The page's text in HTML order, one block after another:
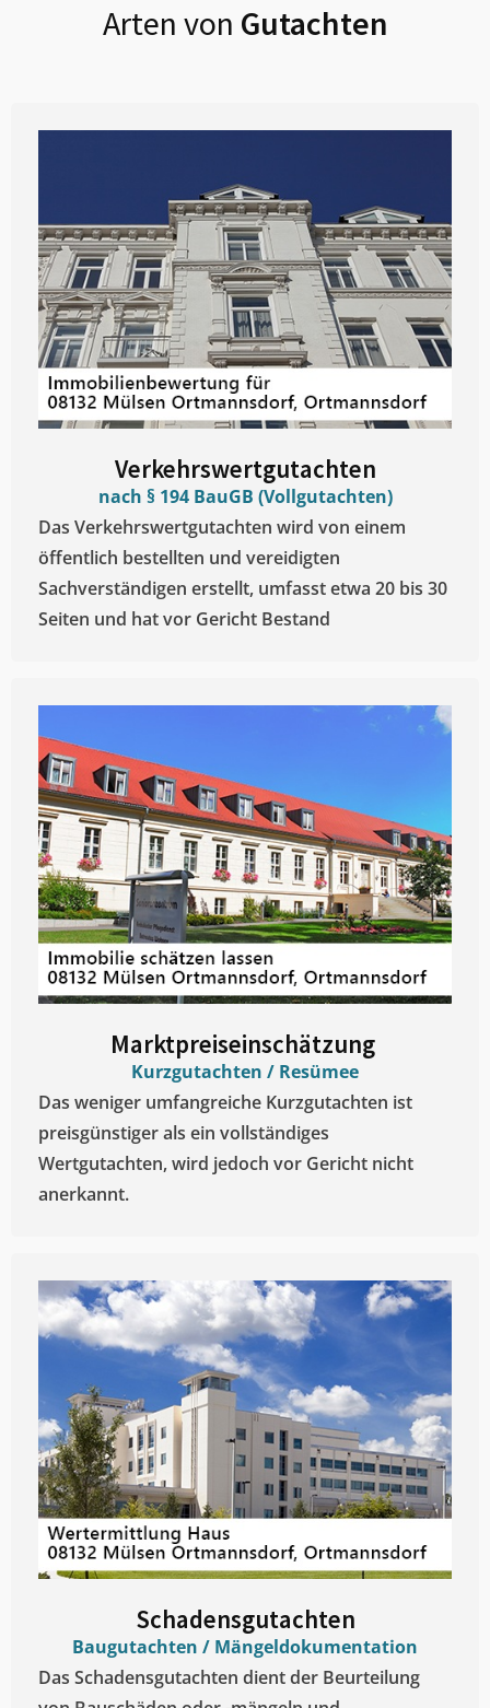
Arten von Gutachten
Verkehrswertgutachten
nach § 194 BauGB (Vollgutachten)
Das Verkehrswertgutachten wird von einem
öffentlich bestellten und vereidigten
Sachverständigen erstellt, umfasst etwa 20 bis 30
Seiten und hat vor Gericht Bestand
Marktpreiseinschätzung ​
Kurzgutachten / Resümee
Das weniger umfangreiche Kurzgutachten ist
preisgünstiger als ein vollständiges
Wertgutachten, wird jedoch vor Gericht nicht
anerkannt.
Schadensgutachten
Baugutachten / Mängeldokumentation
Das Schadensgutachten dient der Beurteilung